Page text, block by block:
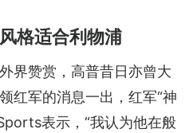
格适合利物浦
界赞赏，高普昔日亦曾大
红军的消息一出，红军“神
表示，“我认为他在般